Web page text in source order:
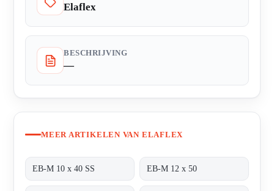
Elaflex
BESCHRIJVING
—
MEER ARTIKELEN VAN ELAFLEX
EB-M 10 x 40 SS EB-M 12 x 50